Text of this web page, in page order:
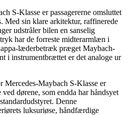
S-Klasse er passagererne omsluttet
Med sin klare arkitektur, raffinerede
udstråler bilen en sanselig
har de forreste midterarmlæn i
læderbetræk præget Maybach-
i instrumentbrættet er det analoge ur
Mercedes-Maybach S-Klasse er
dørene, som endda har håndsyet
Denne
luksuriøse, håndfærdige